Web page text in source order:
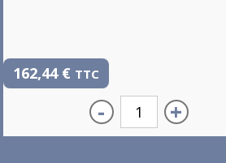
162,44 € TTC
- +